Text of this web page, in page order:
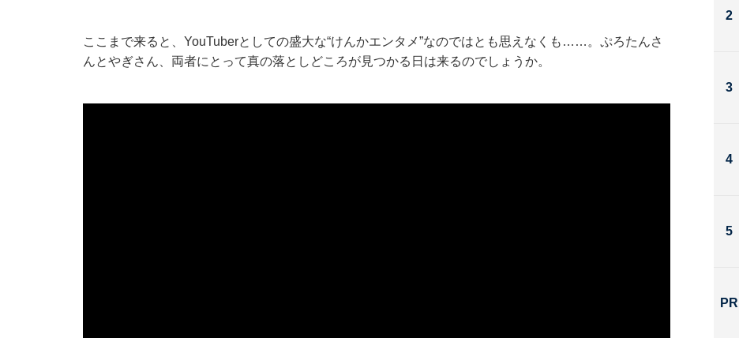
ここまで来ると、YouTuberとしての盛大な“けんかエンタメ”なのではとも思えなくも……。ぷろたんさ
んとやぎさん、両者にとって真の落としどころが見つかる日は来るのでしょうか。
2
3
4
5
PR